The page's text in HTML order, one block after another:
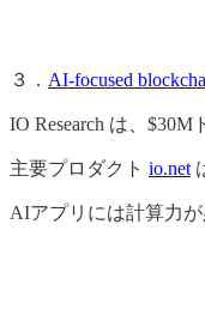
３． AI-focused
IO Research は、
主要プロダクト io.net
AIアプリには計算力